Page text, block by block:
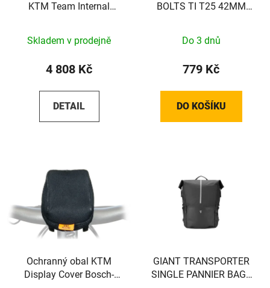
KTM Team Internal
Skladem v prodejně
4 808 Kč
DETAIL
BOLTS TI T25 42MM
Do 3 dnů
779 Kč
DO KOŠÍKU
Ochranný obal KTM
Display Cover Bosch-
GIANT TRANSPORTER
SINGLE PANNIER BAG -